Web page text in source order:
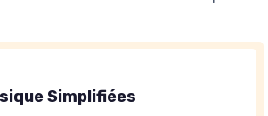
Simplifiées